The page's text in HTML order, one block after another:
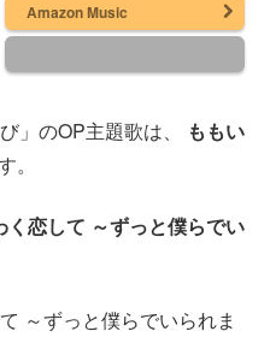
Amazon Music
」のOP主題歌は、
ももい
。
く恋して ～ずっと僕らでい
～ずっと僕らでいられま